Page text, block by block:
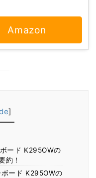
Amazon
]
ード K295OWの
約！
ード K295OWの